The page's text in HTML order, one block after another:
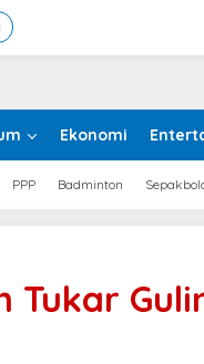
Ekonomi
PPP Badminton
Tukar